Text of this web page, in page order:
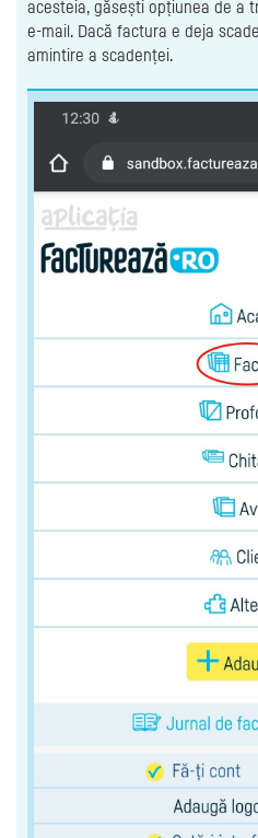
acesteia, găsești opțiunea de a
e-mail. Dacă factura e deja
amintire a scadenței.